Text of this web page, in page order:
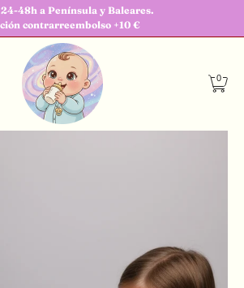
48h a Península y Baleares.
contrarreembolso +10 €
0